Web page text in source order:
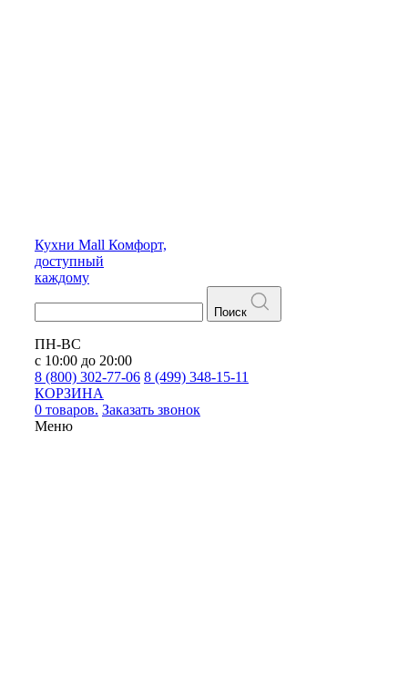
Кухни Mall Комфорт,
доступный
каждому
Поиск
ПН-ВС
с 10:00 до 20:00
8 (800) 302-77-06 8 (499) 348-15-11
КОРЗИНА
0 товаров. Заказать звонок
Меню